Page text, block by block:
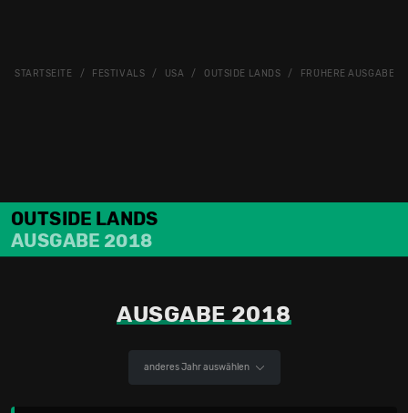
STARTSEITE FESTIVALS USA OUTSIDE LANDS FRÜHERE AUSGABEN
OUTSIDE LANDS
AUSGABE 2018
AUSGABE 2018
anderes Jahr auswählen